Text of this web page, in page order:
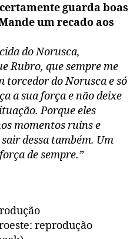
guarda boas
um recado aos
do Norusca,
Rubro, que sempre me
torcedor do Norusca e só
a sua força e não deixe
Porque eles
momentos ruins e
dessa também. Um
de sempre.”
reprodução